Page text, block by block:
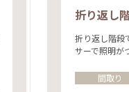
折り返し
折り返し階段
サーで照明が
間取り